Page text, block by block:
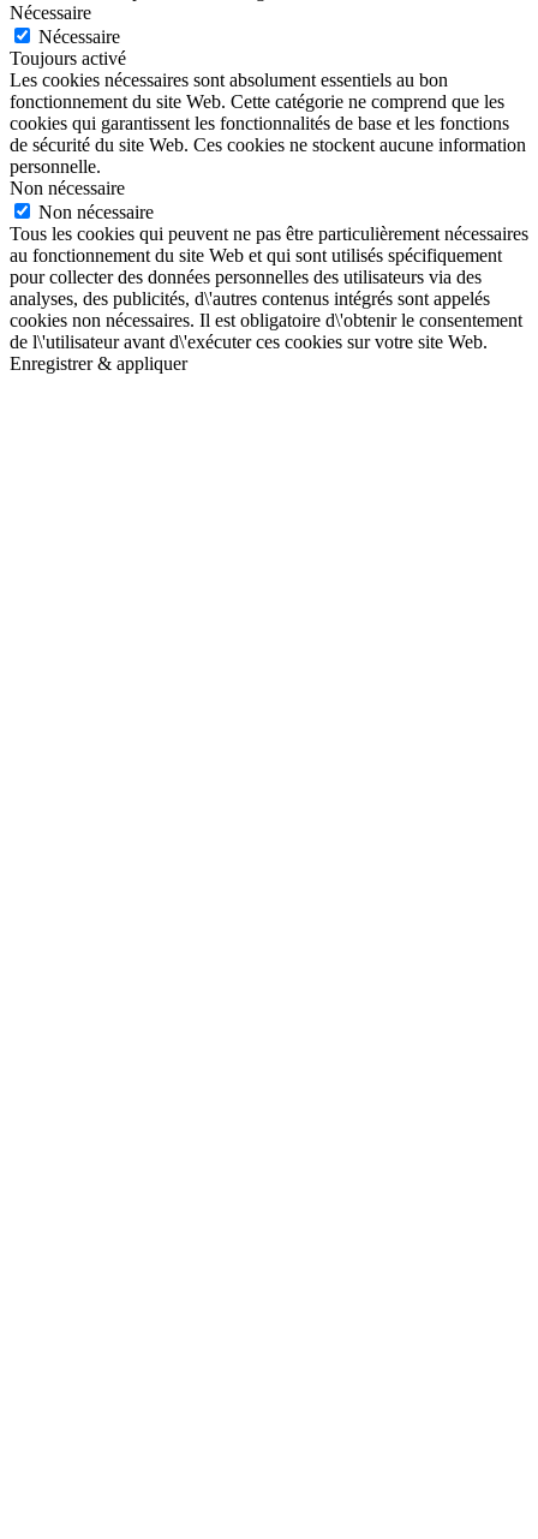
Nécessaire
Nécessaire
Toujours activé
Les cookies nécessaires sont absolument essentiels au bon
fonctionnement du site Web. Cette catégorie ne comprend que les
cookies qui garantissent les fonctionnalités de base et les fonctions
de sécurité du site Web. Ces cookies ne stockent aucune information
personnelle.
Non nécessaire
Non nécessaire
Tous les cookies qui peuvent ne pas être particulièrement nécessaires
au fonctionnement du site Web et qui sont utilisés spécifiquement
pour collecter des données personnelles des utilisateurs via des
analyses, des publicités, d\'autres contenus intégrés sont appelés
cookies non nécessaires. Il est obligatoire d\'obtenir le consentement
de l\'utilisateur avant d\'exécuter ces cookies sur votre site Web.
Enregistrer & appliquer